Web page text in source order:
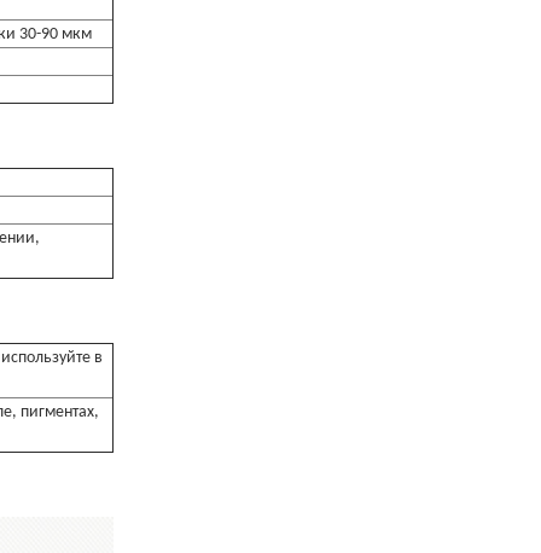
30-90 мкм
в
пигментах,